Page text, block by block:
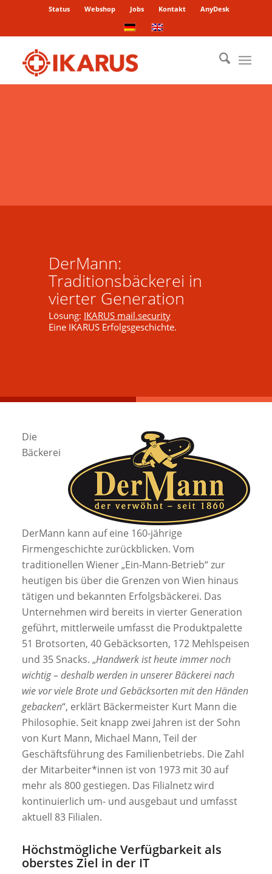
Status Webshop Jobs Kontakt AnyDesk
DerMann:
Traditionsbäckerei in
vierter Generation
Lösung: IKARUS mail.security
Eine IKARUS Erfolgsgeschichte.
Die
Bäckerei
DerMann kann auf eine 160-jährige
Firmengeschichte zurückblicken. Vom
traditionellen Wiener „Ein-Mann-Betrieb“ zur
heutigen bis über die Grenzen von Wien hinaus
tätigen und bekannten Erfolgsbäckerei. Das
Unternehmen wird bereits in vierter Generation
geführt, mittlerweile umfasst die Produktpalette
51 Brotsorten, 40 Gebäcksorten, 172 Mehlspeisen
und 35 Snacks. „Handwerk ist heute immer noch
wichtig – deshalb werden in unserer Bäckerei nach
wie vor viele Brote und Gebäcksorten mit den Händen
gebacken“, erklärt Bäckermeister Kurt Mann die
Philosophie. Seit knapp zwei Jahren ist der Sohn
von Kurt Mann, Michael Mann, Teil der
Geschäftsführung des Familienbetriebs. Die Zahl
der Mitarbeiter*innen ist von 1973 mit 30 auf
mehr als 800 gestiegen. Das Filialnetz wird
kontinuierlich um- und ausgebaut und umfasst
aktuell 83 Filialen.
Höchstmögliche Verfügbarkeit als
oberstes Ziel in der IT